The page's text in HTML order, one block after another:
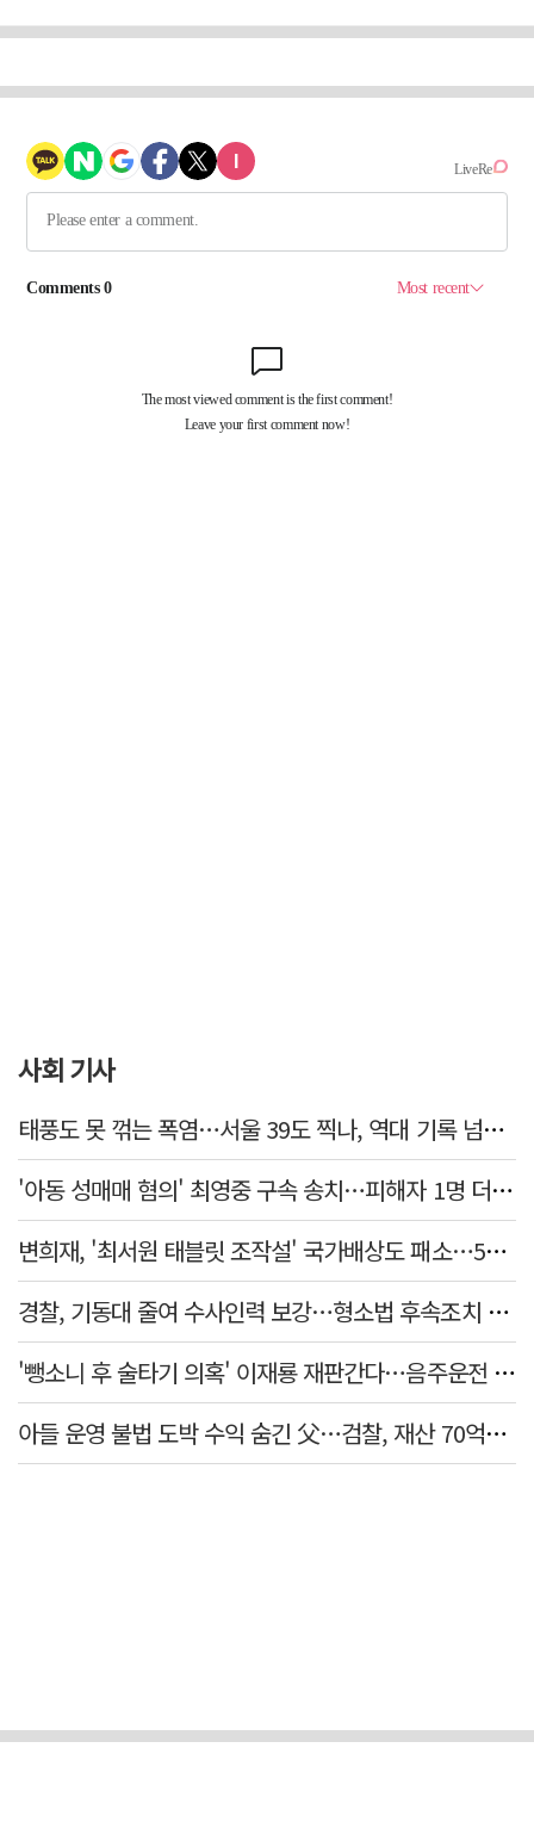
사회 기사
태풍도 못 꺾는 폭염…서울 39도 찍나, 역대 기록 넘본다
'아동 성매매 혐의' 최영중 구속 송치…피해자 1명 더 있었다
변희재, '최서원 태블릿 조작설' 국가배상도 패소…5천만원 청구 기각
경찰, 기동대 줄여 수사인력 보강…형소법 후속조치 본격화
'뺑소니 후 술타기 의혹' 이재룡 재판간다…음주운전 혐의 제외
아들 운영 불법 도박 수익 숨긴 父…검찰, 재산 70억원 몰수